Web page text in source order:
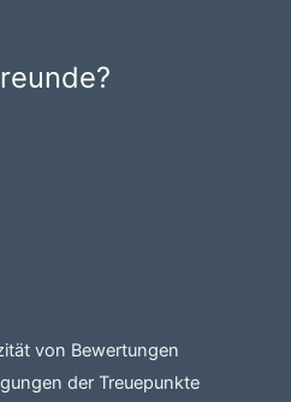
von Bewertungen
der Treuepunkte